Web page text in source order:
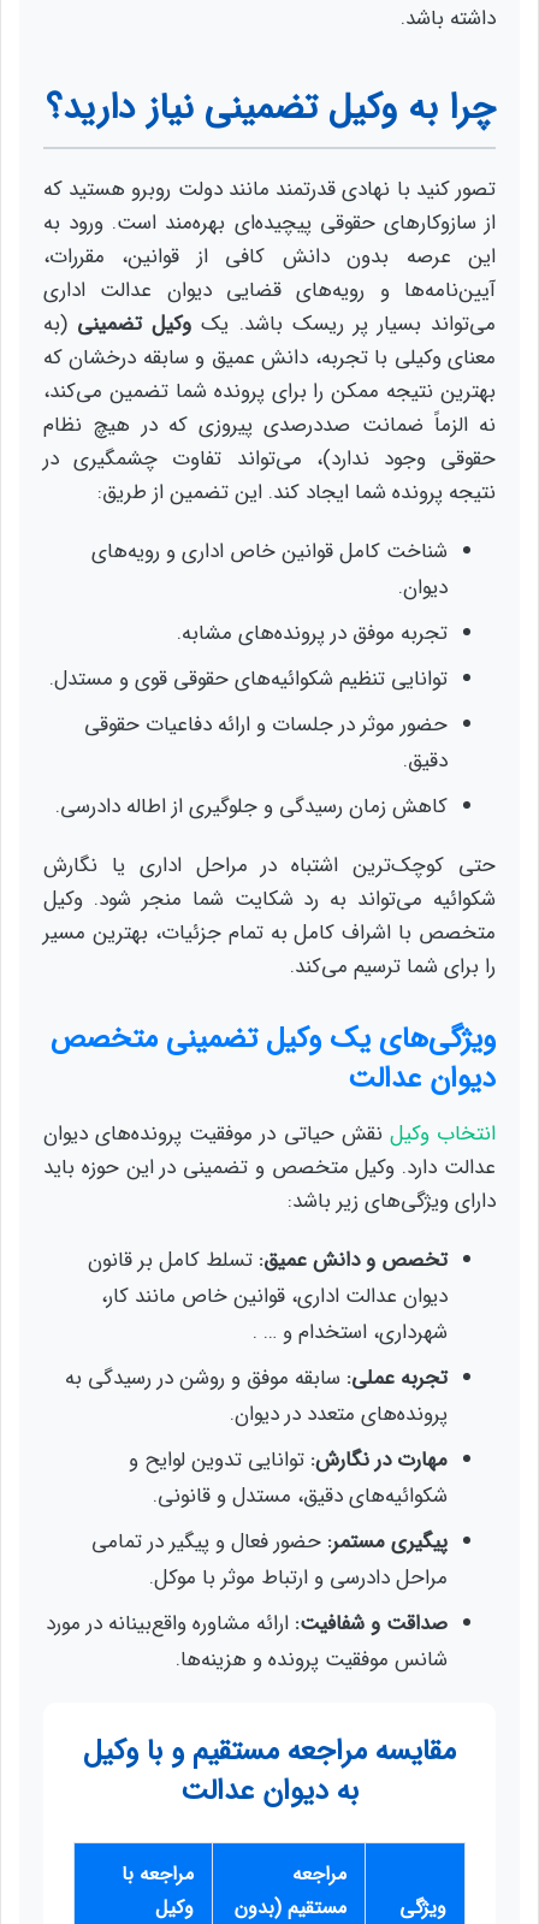
داشته باشد.
چرا به وکیل تضمینی نیاز دارید؟
تصور کنید با نهادی قدرتمند مانند دولت روبرو هستید که
از سازوکارهای حقوقی پیچیده‌ای بهره‌مند است. ورود به
این عرصه بدون دانش کافی از قوانین، مقررات،
آیین‌نامه‌ها و رویه‌های قضایی دیوان عدالت اداری
می‌تواند بسیار پر ریسک باشد. یک وکیل تضمینی (به
معنای وکیلی با تجربه، دانش عمیق و سابقه درخشان که
بهترین نتیجه ممکن را برای پرونده شما تضمین می‌کند،
نه الزماً ضمانت صددرصدی پیروزی که در هیچ نظام
حقوقی وجود ندارد)، می‌تواند تفاوت چشمگیری در
نتیجه پرونده شما ایجاد کند. این تضمین از طریق:
شناخت کامل قوانین خاص اداری و رویه‌های
دیوان.
تجربه موفق در پرونده‌های مشابه.
توانایی تنظیم شکوائیه‌های حقوقی قوی و مستدل.
حضور موثر در جلسات و ارائه دفاعیات حقوقی
دقیق.
کاهش زمان رسیدگی و جلوگیری از اطاله دادرسی.
حتی کوچک‌ترین اشتباه در مراحل اداری یا نگارش
شکوائیه می‌تواند به رد شکایت شما منجر شود. وکیل
متخصص با اشراف کامل به تمام جزئیات، بهترین مسیر
را برای شما ترسیم می‌کند.
ویژگی‌های یک وکیل تضمینی متخصص
دیوان عدالت
انتخاب وکیل نقش حیاتی در موفقیت پرونده‌های دیوان
عدالت دارد. وکیل متخصص و تضمینی در این حوزه باید
دارای ویژگی‌های زیر باشد:
تخصص و دانش عمیق: تسلط کامل بر قانون
دیوان عدالت اداری، قوانین خاص مانند کار،
شهرداری، استخدام و … .
تجربه عملی: سابقه موفق و روشن در رسیدگی به
پرونده‌های متعدد در دیوان.
مهارت در نگارش: توانایی تدوین لوایح و
شکوائیه‌های دقیق، مستدل و قانونی.
پیگیری مستمر: حضور فعال و پیگیر در تمامی
مراحل دادرسی و ارتباط موثر با موکل.
صداقت و شفافیت: ارائه مشاوره واقع‌بینانه در مورد
شانس موفقیت پرونده و هزینه‌ها.
مقایسه مراجعه مستقیم و با وکیل
به دیوان عدالت
ویژگی
مراجعه
مستقیم (بدون
مراجعه با
وکیل